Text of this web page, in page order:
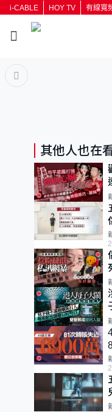
i-CABLE HOY TV 有線寬
其他人也在